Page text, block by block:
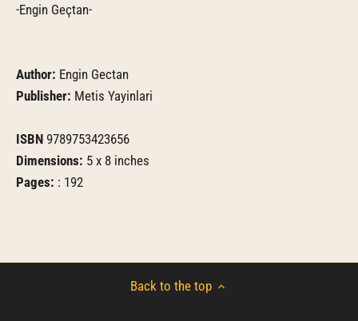
-Engin Geçtan-
Author: Engin Gectan
Publisher: Metis Yayinlari
ISBN 9789753423656
Dimensions: 5 x 8 inches
Pages: : 192
Back to the top